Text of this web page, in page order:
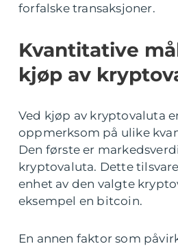
forfalske transaksjoner.
Kvantitative
kjøp av
Ved kjøp av kryptovaluta
oppmerksom på ulike
Den første er
kryptovaluta. Dette
enhet av den valgte
eksempel en bitcoin.
En annen faktor som